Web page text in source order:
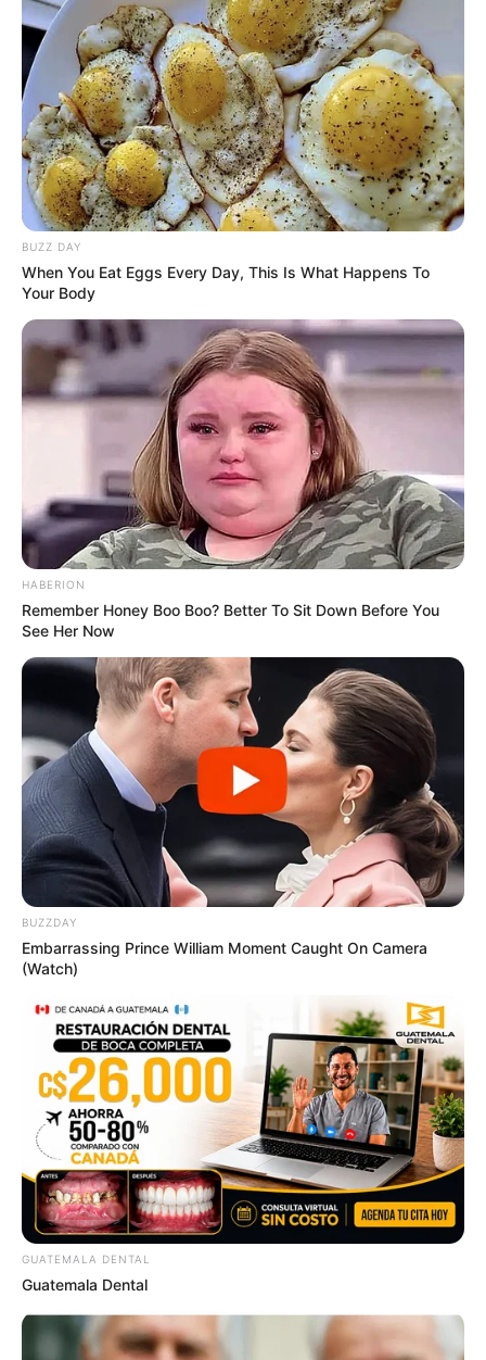
Unveiling Hypocrisy: 15 Taboos The Bible
Condemns!
BRAINBERRIES
Iconic '90s Entertainment Couples We'll Never
BRAINBERRIES
90s Hair Trends That Screamed "Please Don't Try"
BRAINBERRIES
Watch The Most Jaw‑Dropping Figure Skating
Moments
BRAINBERRIES
BUZZ DAY
When You Eat Eggs Every Day, This Is What Happens To
Your Body
HABERION
Remember Honey Boo Boo? Better To Sit Down Before You
See Her Now
BUZZDAY
Embarrassing Prince William Moment Caught On Camera
(Watch)
GUATEMALA DENTAL
Guatemala Dental